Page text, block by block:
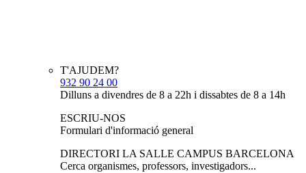
T'AJUDEM?
932 90 24 00
Dilluns a divendres de 8 a 22h i dissabtes de 8 a 14h
ESCRIU-NOS
Formulari d'informació general
DIRECTORI LA SALLE CAMPUS BARCELONA
Cerca organismes, professors, investigadors...